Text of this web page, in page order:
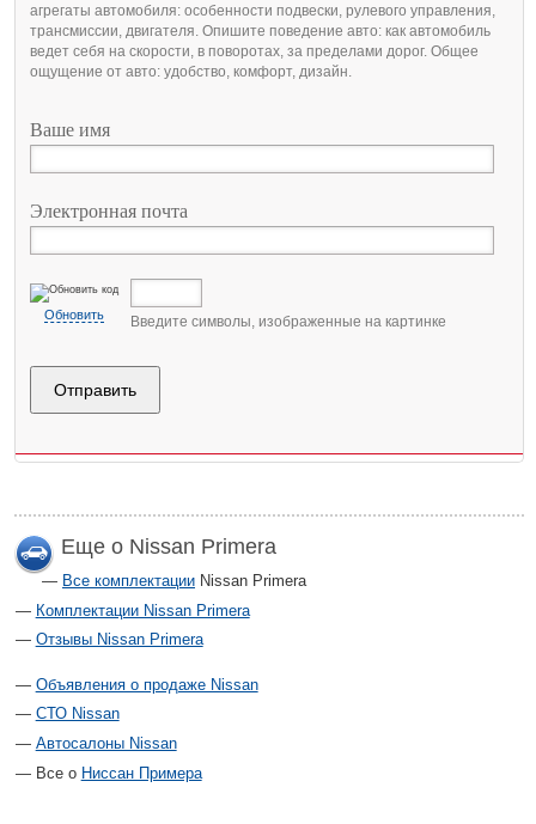
агрегаты автомобиля: особенности подвески, рулевого управления,
трансмиссии, двигателя. Опишите поведение авто: как автомобиль
ведет себя на скорости, в поворотах, за пределами дорог. Общее
ощущение от авто: удобство, комфорт, дизайн.
Ваше имя
Электронная почта
Обновить Введите символы, изображенные на картинке
Еще о Nissan Primera
Все комплектации Nissan Primera
Комплектации Nissan Primera
Отзывы Nissan Primera
Объявления о продаже Nissan
СТО Nissan
Автосалоны Nissan
Все о Ниссан Примера